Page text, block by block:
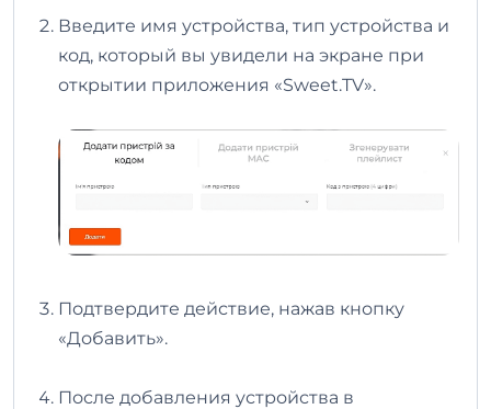
Введите имя устройства, тип устройства и
код, который вы увидели на экране при
открытии приложения «Sweet.TV».
Подтвердите действие, нажав кнопку
«Добавить».
После добавления устройства в